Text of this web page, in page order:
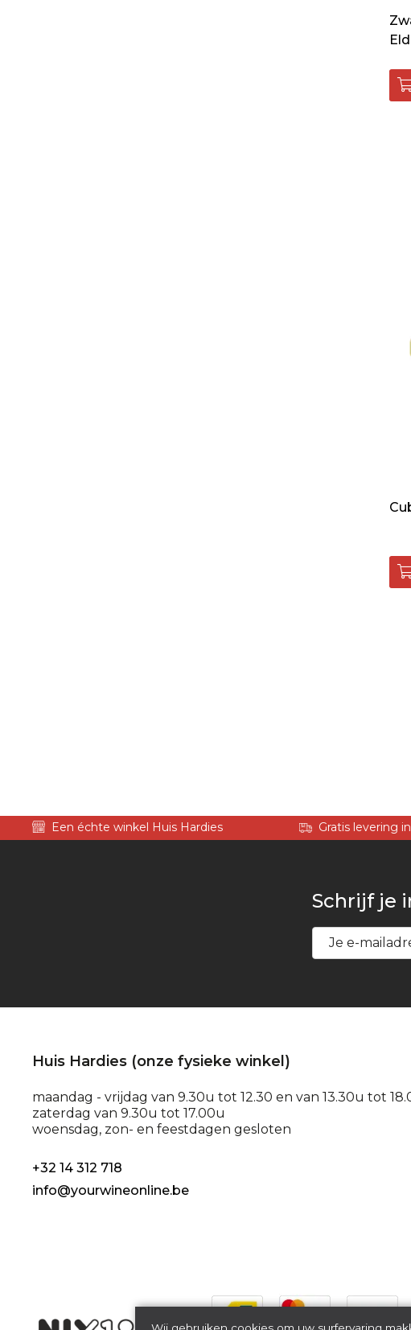
Een échte winkel Huis Hardies Gratis levering
Schrijf je
Huis Hardies (onze fysieke winkel)
maandag - vrijdag van 9.30u tot 12.30 en van 13.30u tot
zaterdag van 9.30u tot 17.00u
woensdag, zon- en feestdagen gesloten
+32 14 312 718
info@yourwineonline.be